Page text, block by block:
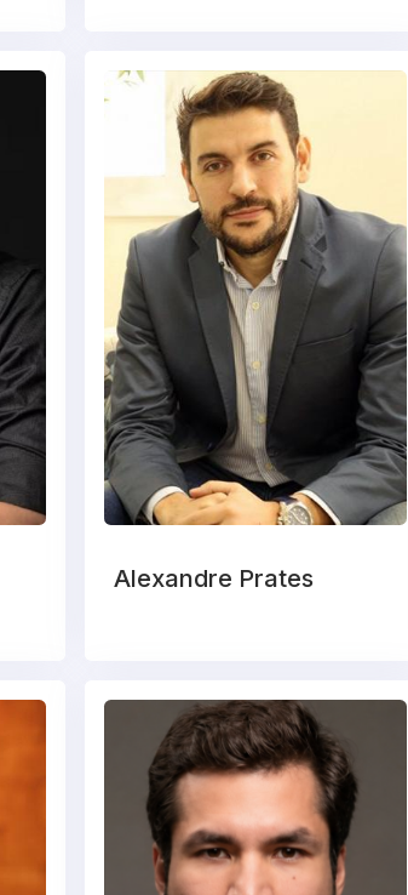
Alexandre Prates